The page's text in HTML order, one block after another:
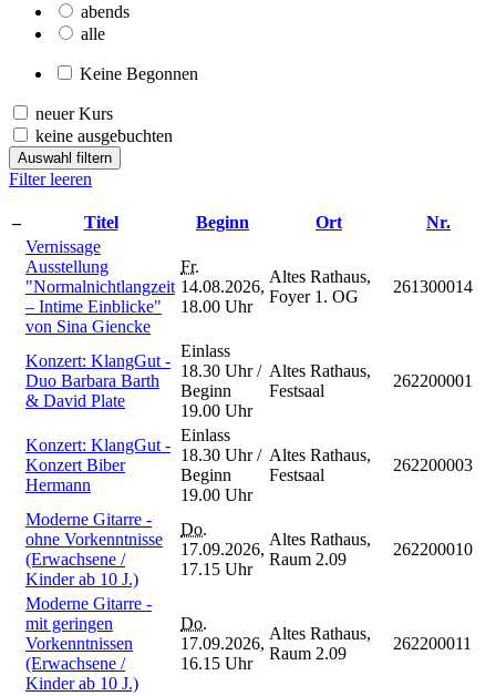
abends
alle
Keine Begonnen
neuer Kurs
keine ausgebuchten
Auswahl filtern
Filter leeren
– Titel Beginn Ort
Nr.
Vernissage
Ausstellung
"Normalnichtlangzeit
– Intime Einblicke"
von Sina Giencke
Fr.
14.08.2026,
18.00 Uhr
Altes Rathaus,
Foyer 1. OG
261300014
Konzert: KlangGut -
Duo Barbara Barth
& David Plate
Einlass
18.30 Uhr /
Beginn
19.00 Uhr
Altes Rathaus,
Festsaal
262200001
Konzert: KlangGut -
Konzert Biber
Hermann
Einlass
18.30 Uhr /
Beginn
19.00 Uhr
Altes Rathaus,
Festsaal
262200003
Moderne Gitarre -
ohne Vorkenntnisse
(Erwachsene /
Kinder ab 10 J.)
Do.
17.09.2026,
17.15 Uhr
Altes Rathaus,
Raum 2.09
262200010
Moderne Gitarre -
mit geringen
Vorkenntnissen
(Erwachsene /
Kinder ab 10 J.)
Do.
17.09.2026,
16.15 Uhr
Altes Rathaus,
Raum 2.09
262200011